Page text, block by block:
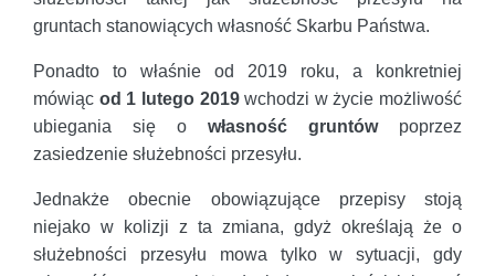
gruntach stanowiących własność Skarbu Państwa.
Ponadto to właśnie od 2019 roku, a konkretniej
mówiąc od 1 lutego 2019wchodzi w życie możliwość
ubiegania się o własność gruntówpoprzez
zasiedzenie służebności przesyłu.
Jednakże obecnie obowiązujące przepisy stoją
niejako w kolizji z ta zmiana, gdyż określają że o
służebności przesyłu mowa tylko w sytuacji, gdy